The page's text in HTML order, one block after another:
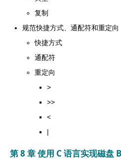
复制
规范快捷方式、通配符和重定向
快捷方式
通配符
重定向
>
>>
<
|
第 8 章 使用 C 语言实现磁盘